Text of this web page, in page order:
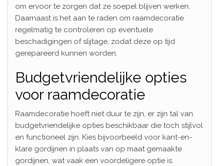
om ervoor te zorgen dat ze soepel blijven werken.
Daarnaast is het aan te raden om raamdecoratie
regelmatig te controleren op eventuele
beschadigingen of slijtage, zodat deze op tijd
gerepareerd kunnen worden.
Budgetvriendelijke opties
voor raamdecoratie
Raamdecoratie hoeft niet duur te zijn, er zijn tal van
budgetvriendelijke opties beschikbaar die toch stijlvol
en functioneel zijn. Kies bijvoorbeeld voor kant-en-
klare gordijnen in plaats van op maat gemaakte
gordijnen, wat vaak een voordeligere optie is.